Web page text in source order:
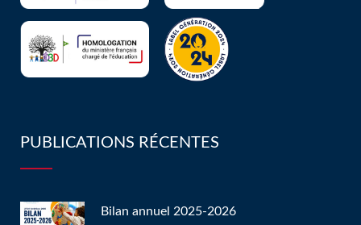
PUBLICATIONS RÉCENTES
Bilan annuel 2025-2026